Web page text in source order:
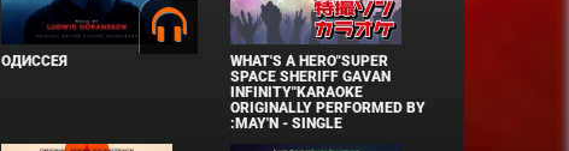
ОДИССЕЯ
WHAT'S A HERO"SUPER
SPACE SHERIFF GAVAN
INFINITY"KARAOKE
ORIGINALLY PERFORMED BY
:MAY'N - SINGLE